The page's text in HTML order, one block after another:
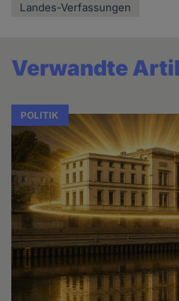
Landes-Verfassungen
Verwandte
POLITIK